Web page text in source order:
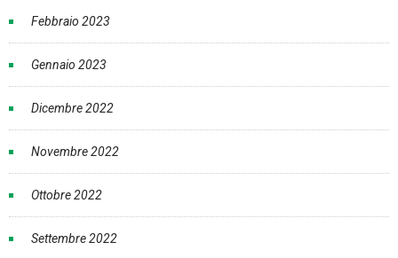
Febbraio 2023
Gennaio 2023
Dicembre 2022
Novembre 2022
Ottobre 2022
Settembre 2022